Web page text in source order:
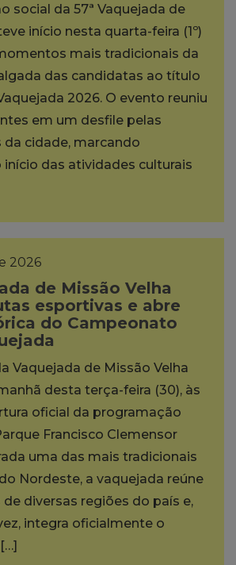
social da 57ª Vaquejada de
início nesta quarta-feira (1º)
mais tradicionais da
das candidatas ao título
2026. O evento reuniu
em um desfile pelas
da cidade, marcando
das atividades culturais
2026
de Missão Velha
esportivas e abre
do Campeonato
Vaquejada de Missão Velha
desta terça-feira (30), às
oficial da programação
Francisco Clemensor
uma das mais tradicionais
Nordeste, a vaquejada reúne
diversas regiões do país e,
integra oficialmente o